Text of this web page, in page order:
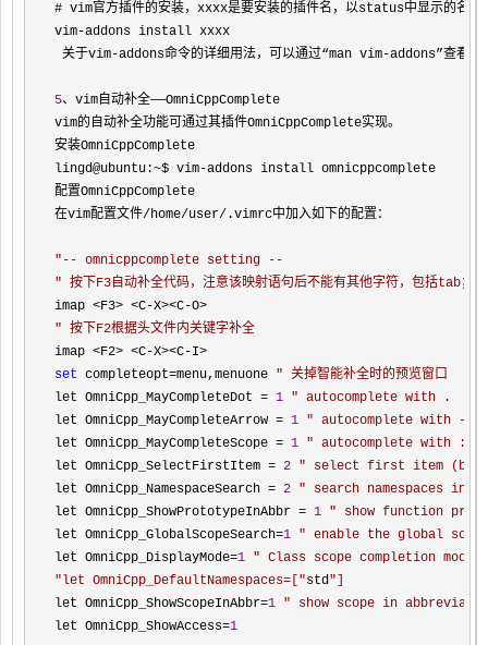
# vim官方插件的安装，xxxx是要安装的插件名，以status中显示的名称
vim-addons install xxxx
关于vim-addons命令的详细用法，可以通过“man vim-addons”查看其
5、vim自动补全——OmniCppComplete
vim的自动补全功能可通过其插件OmniCppComplete实现。
安装OmniCppComplete
lingd@ubuntu:~$ vim-addons install omnicppcomplete
配置OmniCppComplete
在vim配置文件/home/user/ .vimrc中加入如下的配置：
" -- omnicppcomplete setting --
" 按下F3自动补全代码，注意该映射语句后不能有其他字符，包括tab；
" 按下F2根据头文件内关键字补全
set completeopt=menu,menuone " 关掉智能补全时的预览窗口
let OmniCpp_MayCompleteDot = 1 " autocomplete with .
let OmniCpp_MayCompleteArrow = 1 " autocomplete with ->
let OmniCpp_MayCompleteScope = 1 " autocomplete with ::
let OmniCpp_SelectFirstItem = 2 " select first item (but
let OmniCpp_NamespaceSearch = 2 " search namespaces
let OmniCpp_ShowPrototypeInAbbr = 1 " show function
let OmniCpp_GlobalScopeSearch=1 " enable the global
let OmniCpp_DisplayMode=1 " Class scope completion
" let OmniCpp_DefaultNamespaces=[ "std"
let OmniCpp_ShowScopeInAbbr=1 " show scope in
let OmniCpp_ShowAccess=1